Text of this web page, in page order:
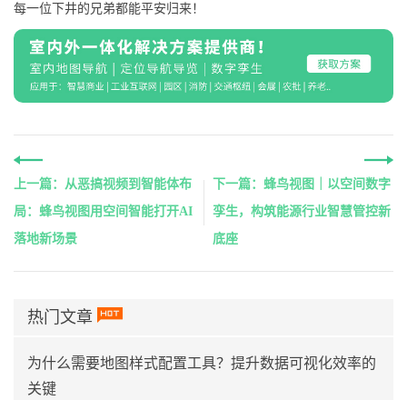
每一位下井的兄弟都能平安归来！
上一篇：从恶搞视频到智能体布
局：蜂鸟视图用空间智能打开AI
落地新场景
下一篇：蜂鸟视图｜以空间数字
孪生，构筑能源行业智慧管控新
底座
热门文章
为什么需要地图样式配置工具？提升数据可视化效率的
关键